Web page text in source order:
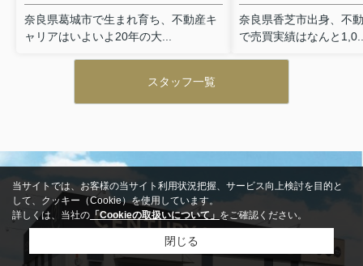
奈良県葛城市で生まれ育ち、不動産キ
ャリアはいよいよ20年の大...
奈良県香芝市出身、不
で売買実績はなんと
スタッフ一覧
当サイトでは、お客様の当サイト利用状況把握、サービス向上検討を目的と
して、クッキー（Cookie）を使用しています。
詳しくは、当社の 「Cookieの取扱いについて」 をご確認ください。
閉じる